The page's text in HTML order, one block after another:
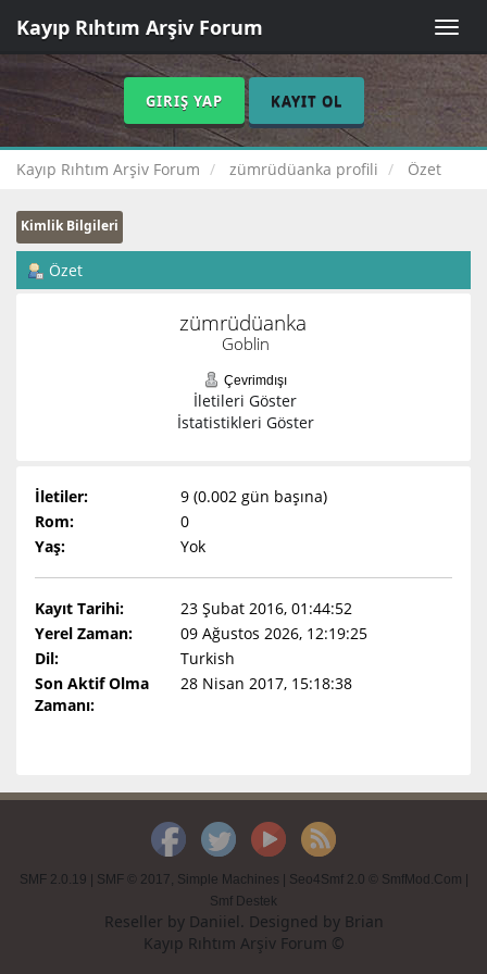
Toggle
Kayıp Rıhtım Arşiv Forum
GIRIŞ YAP KAYIT OL
Kayıp Rıhtım Arşiv Forum zümrüdüanka profili Özet
Kimlik Bilgileri
Özet
zümrüdüanka
Goblin
Çevrimdışı
İletileri Göster
İstatistikleri Göster
İletiler:
9 (0.002 gün başına)
Rom:
0
Yaş:
Yok
Kayıt Tarihi:
23 Şubat 2016, 01:44:52
Yerel Zaman:
09 Ağustos 2026, 12:19:25
Dil:
Turkish
Son Aktif Olma
Zamanı:
28 Nisan 2017, 15:18:38
SMF 2.0.19 SMF © 2017, Simple Machines Seo4Smf 2.0 © SmfMod.Com
Smf Destek
Reseller by Daniiel. Designed by Brian
Kayıp Rıhtım Arşiv Forum ©